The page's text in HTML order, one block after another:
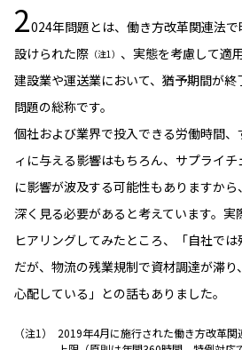
有価証券届出書の効力の発生の有無
リーズ
確定拠出年金について
確定拠出年金での商品の選び方につ
お問い合わせ
よくあるご質問
投資の教室
サステナビリティ経営基本方針
サステナビリティ推進体制
ニッセイアセットの重要課題
サステナビリティへの取り組み
サステナビリティレポート
サステナブル投資
日本版スチュワードシップ・コードへ
受賞歴
方針・その他開示情報
採用情報
公式キャラクターのご紹介
検索したいキーワードを入力してください
2024年問題とは、働き方改革関連法
設けられた際 （注1） 、実態を考慮して適
建設業や運送業において、猶予期間が
問題の総称です。
個社および業界で投入できる労働時間
ィに与える影響はもちろん、サプライ
に影響が波及する可能性もありますか
深く見る必要があると考えています。実
ヒアリングしてみたところ、「自社で
だが、物流の残業規制で資材調達が滞
心配している」との話もありました。
2019年4月に施行された働き方改革